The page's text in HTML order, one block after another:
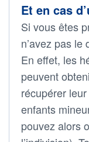
Et en cas
Si vous êtes
n’avez pas
En effet, les
peuvent
récupérer
enfants
pouvez alors